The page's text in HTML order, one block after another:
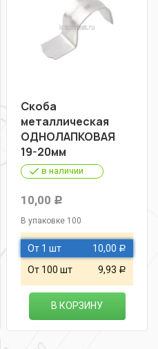
Скоба
металлическая
ОДНОЛАПКОВАЯ
19-20мм
в наличии
10,00 Р
В упаковке 100
От 1 шт 10,00 Р
От 100 шт 9,93 Р
В КОРЗИНУ